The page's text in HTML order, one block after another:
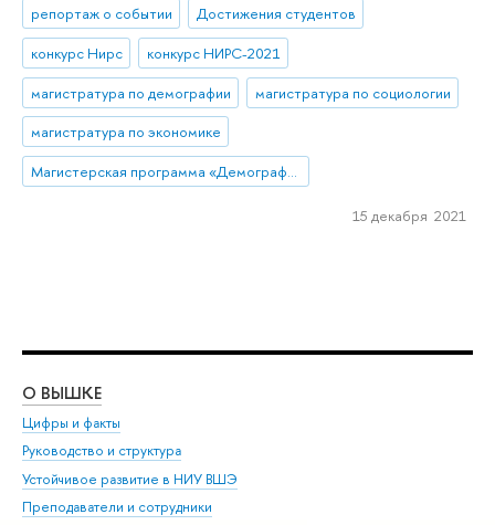
репортаж о событии
Достижения студентов
конкурс Нирс
конкурс НИРС-2021
магистратура по демографии
магистратура по социологии
магистратура по экономике
Магистерская программа «Демография»
15 декабря 2021
О ВЫШКЕ
Цифры и факты
Руководство и структура
Устойчивое развитие в НИУ ВШЭ
Преподаватели и сотрудники